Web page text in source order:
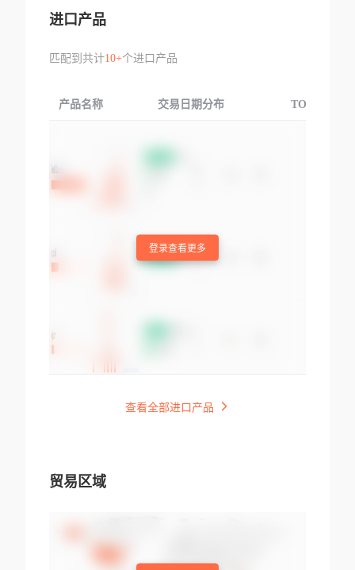
进口产品
匹配到共计10+个进口产品
产品名称 交易日期分布 TOP3交易国
登录查看更多
查看全部进口产品
贸易区域